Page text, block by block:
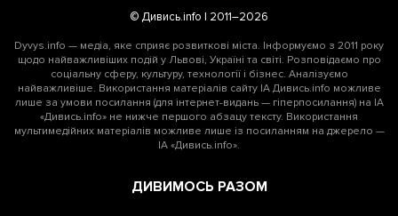
© Дивись.info | 2011–2026
Dyvys.info — медіа, яке сприяє розвиткові міста. Інформуємо з 2011 року
щодо найважливіших подій у Львові, Україні та світі. Розповідаємо про
соціальну сферу, культуру, технології і бізнес. Аналізуємо
найважливіше. Використання матеріалів сайту ІА Дивись.info можливе
лише за умови посилання (для інтернет-видань — гіперпосилання) на ІА
«Дивись.info» не нижче першого абзацу тексту. Використання
мультимедійних матеріалів можливе лише із посиланням на джерело —
ІА «Дивись.info».
ДИВИМОСЬ РАЗОМ